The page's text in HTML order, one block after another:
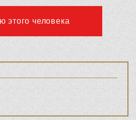
этого человека